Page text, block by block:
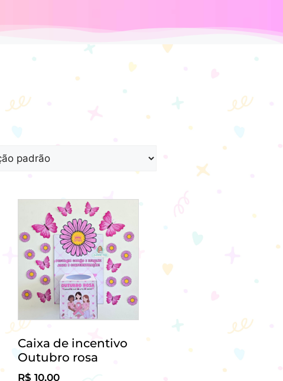
Caixa de incentivo
Outubro rosa
R$ 10,00